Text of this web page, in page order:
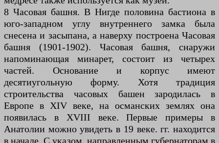
8 Часовая башня. В Нигде половина бастиона в
юго-западном углу внутреннего замка была
снесена и засыпана, а наверху построена Часовая
башня (1901-1902). Часовая башня, снаружи
напоминающая минарет, состоит из четырех
частей. Основание и корпус имеют
десятиугольную форму. Хотя традиция
строительства часовых башен зародилась в
Европе в XIV веке, на османских землях она
появилась в XVIII веке. Первые примеры в
Анатолии можно увидеть в 19 веке. гг. находится
в начале. С указом, направленным губернаторам в